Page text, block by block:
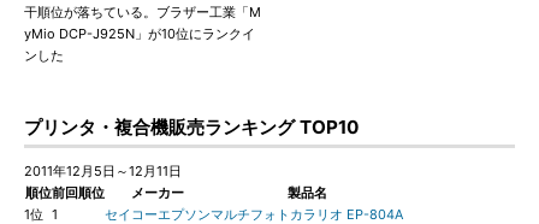
干順位が落ちている。ブラザー工業「M
yMio DCP-J925N」が10位にランクイ
ンした
プリンタ・複合機販売ランキング TOP10
2011年12月5日～12月11日
順位前回順位 メーカー
製品名
1位 1 セイコーエプソンマルチフォトカラリオ EP-804A